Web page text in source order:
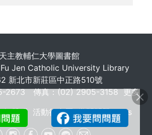
天主教輔仁大學圖書館
Jen Catholic University Library
新北市新莊區中正路510號
2673 傳真：(02) 2905-3158更多
知聲明 活動行事曆 常問問題 FAQs